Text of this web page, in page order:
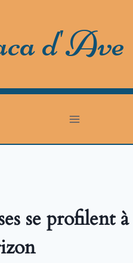
d'Ave
se profilent à